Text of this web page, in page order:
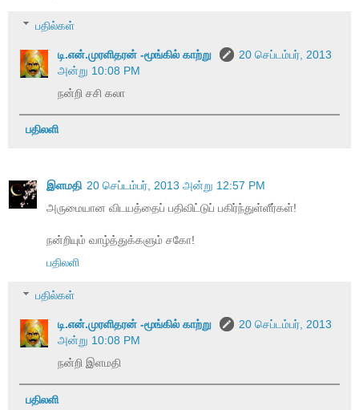
பதில்கள்
டி.என்.முரளிதரன் -மூங்கில் காற்று
20 செப்டம்பர், 2013
அன்று 10:08 PM
நன்றி சசி கலா
பதிலளி
இளமதி 20 செப்டம்பர், 2013 அன்று 12:57 PM
அருமையான விடயத்தைப் பதிவிட்டுப் பகிர்ந்துள்ளீர்கள்!
நன்றியும் வாழ்த்துக்களும் சகோ!
பதிலளி
பதில்கள்
டி.என்.முரளிதரன் -மூங்கில் காற்று
20 செப்டம்பர், 2013
அன்று 10:08 PM
நன்றி இளமதி
பதிலளி